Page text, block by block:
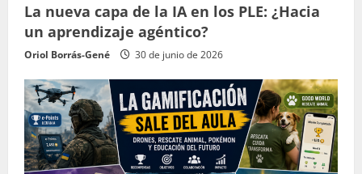
La nueva capa de la IA en los PLE: ¿Hacia
un aprendizaje agéntico?
Oriol Borrás-Gené 30 de junio de 2026